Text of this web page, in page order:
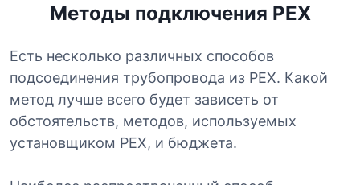
Методы подключения PEX
Есть несколько различных способов
подсоединения трубопровода из PEX. Какой
метод лучше всего будет зависеть от
обстоятельств, методов, используемых
установщиком PEX, и бюджета.